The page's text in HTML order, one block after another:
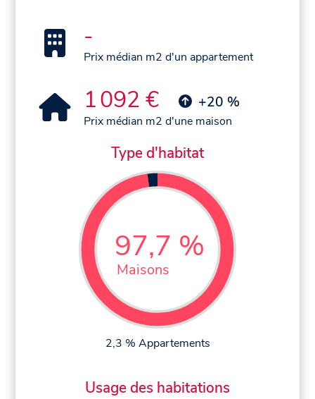
-
Prix médian m2 d'un appartement
1 092 € +20 %
Prix médian m2 d'une maison
Type d'habitat
97,7 %
Maisons
2,3 % Appartements
Usage des habitations